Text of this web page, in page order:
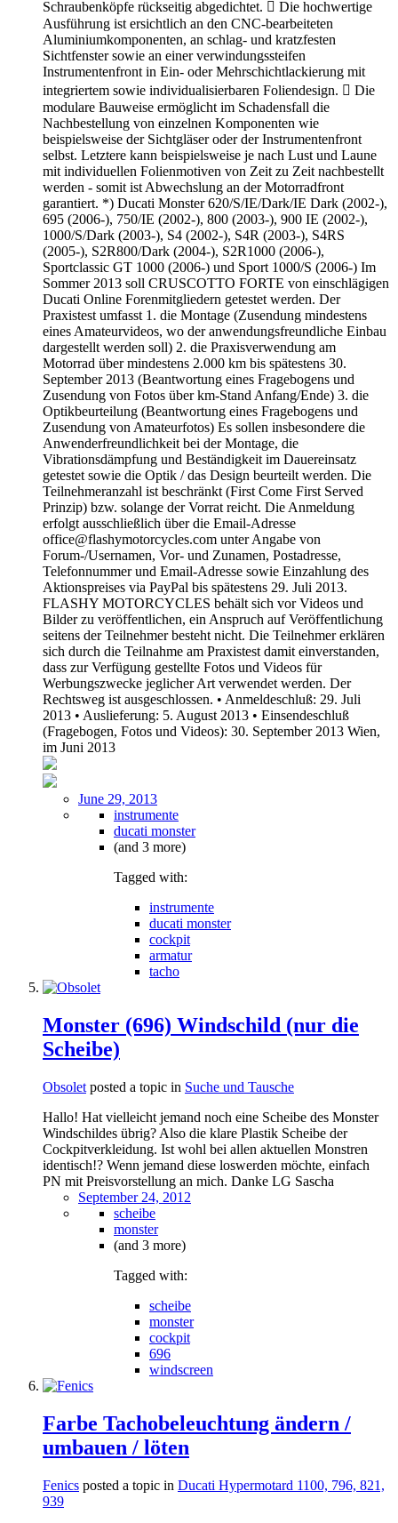
Schraubenköpfe rückseitig abgedichtet.  Die hochwertige
Ausführung ist ersichtlich an den CNC-bearbeiteten
Aluminiumkomponenten, an schlag- und kratzfesten
Sichtfenster sowie an einer verwindungssteifen
Instrumentenfront in Ein- oder Mehrschichtlackierung mit
integriertem sowie individualisierbaren Foliendesign.  Die
modulare Bauweise ermöglicht im Schadensfall die
Nachbestellung von einzelnen Komponenten wie
beispielsweise der Sichtgläser oder der Instrumentenfront
selbst. Letztere kann beispielsweise je nach Lust und Laune
mit individuellen Folienmotiven von Zeit zu Zeit nachbestellt
werden - somit ist Abwechslung an der Motorradfront
garantiert. *) Ducati Monster 620/S/IE/Dark/IE Dark (2002-),
695 (2006-), 750/IE (2002-), 800 (2003-), 900 IE (2002-),
1000/S/Dark (2003-), S4 (2002-), S4R (2003-), S4RS
(2005-), S2R800/Dark (2004-), S2R1000 (2006-),
Sportclassic GT 1000 (2006-) und Sport 1000/S (2006-) Im
Sommer 2013 soll CRUSCOTTO FORTE von einschlägigen
Ducati Online Forenmitgliedern getestet werden. Der
Praxistest umfasst 1. die Montage (Zusendung mindestens
eines Amateurvideos, wo der anwendungsfreundliche Einbau
dargestellt werden soll) 2. die Praxisverwendung am
Motorrad über mindestens 2.000 km bis spätestens 30.
September 2013 (Beantwortung eines Fragebogens und
Zusendung von Fotos über km-Stand Anfang/Ende) 3. die
Optikbeurteilung (Beantwortung eines Fragebogens und
Zusendung von Amateurfotos) Es sollen insbesondere die
Anwenderfreundlichkeit bei der Montage, die
Vibrationsdämpfung und Beständigkeit im Dauereinsatz
getestet sowie die Optik / das Design beurteilt werden. Die
Teilnehmeranzahl ist beschränkt (First Come First Served
Prinzip) bzw. solange der Vorrat reicht. Die Anmeldung
erfolgt ausschließlich über die Email-Adresse
office@flashymotorcycles.com unter Angabe von
Forum-/Usernamen, Vor- und Zunamen, Postadresse,
Telefonnummer und Email-Adresse sowie Einzahlung des
Aktionspreises via PayPal bis spätestens 29. Juli 2013.
FLASHY MOTORCYCLES behält sich vor Videos und
Bilder zu veröffentlichen, ein Anspruch auf Veröffentlichung
seitens der Teilnehmer besteht nicht. Die Teilnehmer erklären
sich durch die Teilnahme am Praxistest damit einverstanden,
dass zur Verfügung gestellte Fotos und Videos für
Werbungszwecke jeglicher Art verwendet werden. Der
Rechtsweg ist ausgeschlossen. • Anmeldeschluß: 29. Juli
2013 • Auslieferung: 5. August 2013 • Einsendeschluß
(Fragebogen, Fotos und Videos): 30. September 2013 Wien,
im Juni 2013
June 29, 2013
instrumente
ducati monster
(and 3 more)
Tagged with:
instrumente
ducati monster
cockpit
armatur
tacho
Monster (696) Windschild (nur die
Scheibe)
Obsolet posted a topic in Suche und Tausche
Hallo! Hat vielleicht jemand noch eine Scheibe des Monster
Windschildes übrig? Also die klare Plastik Scheibe der
Cockpitverkleidung. Ist wohl bei allen aktuellen Monstren
identisch!? Wenn jemand diese loswerden möchte, einfach
PN mit Preisvorstellung an mich. Danke LG Sascha
September 24, 2012
scheibe
monster
(and 3 more)
Tagged with:
scheibe
monster
cockpit
696
windscreen
Farbe Tachobeleuchtung ändern /
umbauen / löten
Fenics posted a topic in Ducati Hypermotard 1100, 796, 821,
939